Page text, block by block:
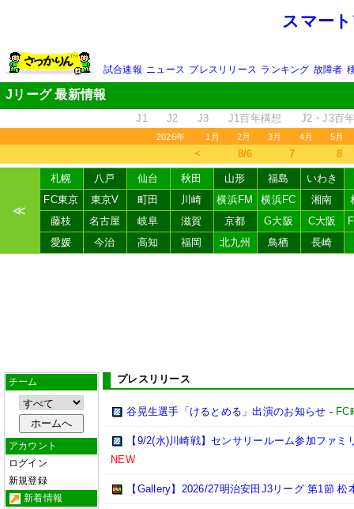
スマー
試合速報 ニュース プレスリリース ランキング 故障者
Jリーグ 最新情報
J1 J2 J3 J1百年構想 J2・J3百
2026年 1月 2月 3月 4月 5月
＜ 8/6 7 8
≪
札幌 八戸 仙台 秋田 山形 福島
いわき
FC東京
東京V 町田 川崎 横浜FM 横浜FC 湘南
藤枝
名古屋 岐阜 滋賀 京都 G大阪 C大阪
愛媛
今治 高知 福岡 北九州 鳥栖 長崎
チーム
アカウント
ログイン
新規登録
新着情報
プレスリリース
谷晃生選手「けるとめる」出演のお知らせ - FC
【9/2(水)川崎戦】センサリールーム参加ファミ
NEW
【Gallery】2026/27明治安田J3リーグ 第1節 松